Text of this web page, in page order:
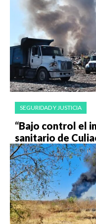
SEGURIDAD Y JUSTICIA
“Bajo control el
sanitario de